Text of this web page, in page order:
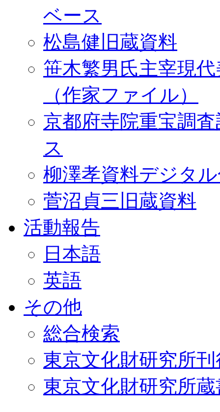
ベース
松島健旧蔵資料
笹木繁男氏主宰現
（作家ファイル）
京都府寺院重宝調
ス
柳澤孝資料デジタ
菅沼貞三旧蔵資料
活動報告
日本語
英語
その他
総合検索
東京文化財研究所
東京文化財研究所